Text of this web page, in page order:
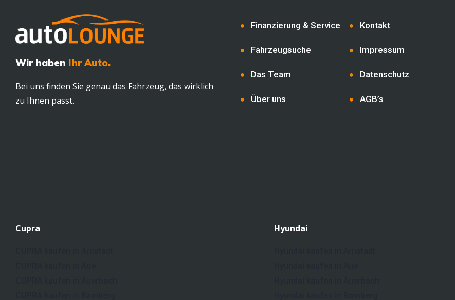
Wir haben Ihr Auto.
Bei uns finden Sie genau das Fahrzeug, das wirklich
zu Ihnen passt.
Finanzierung & Service Kontakt
Fahrzeugsuche Impressum
Das Team Datenschutz
Über uns AGB’s
Cupra Hyundai